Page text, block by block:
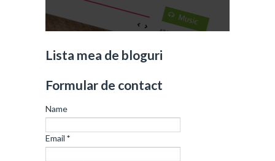
Lista mea de bloguri
Formular de contact
Name
Email *